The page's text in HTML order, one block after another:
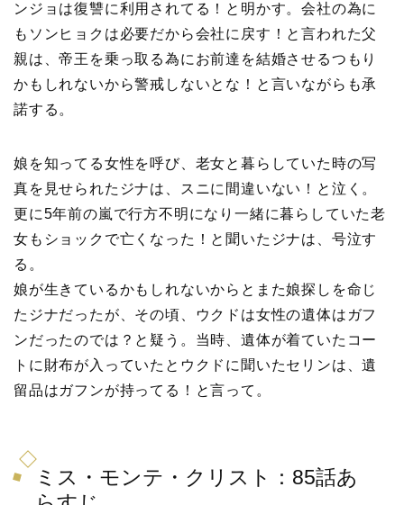
ンジョは復讐に利用されてる！と明かす。会社の為に
もソンヒョクは必要だから会社に戻す！と言われた父
親は、帝王を乗っ取る為にお前達を結婚させるつもり
かもしれないから警戒しないとな！と言いながらも承
諾する。
娘を知ってる女性を呼び、老女と暮らしていた時の写
真を見せられたジナは、スニに間違いない！と泣く。
更に5年前の嵐で行方不明になり一緒に暮らしていた老
女もショックで亡くなった！と聞いたジナは、号泣す
る。
娘が生きているかもしれないからとまた娘探しを命じ
たジナだったが、その頃、ウクドは女性の遺体はガフ
ンだったのでは？と疑う。当時、遺体が着ていたコー
トに財布が入っていたとウクドに聞いたセリンは、遺
留品はガフンが持ってる！と言って。
ミス・モンテ・クリスト：85話あ